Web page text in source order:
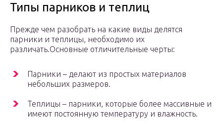
Типы парников и теплиц
Прежде чем разобрать на какие виды делятся
парники и теплицы, необходимо их
различать.Основные отличительные черты:
Парники – делают из простых материалов
небольших размеров.
Теплицы – парники, которые более массивные и
имеют постоянную температуру и влажность.